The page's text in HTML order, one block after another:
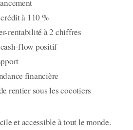
à 110 %
rentabilité à 2 chiffres
flow positif
financière
rentier sous les cocotiers
et accessible à tout le monde.